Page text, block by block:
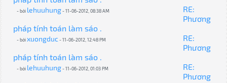
- bởi lehuuhung- 11-06-2012, 08:38 AM
RE:
Phương
pháp tính toán làm sáo .
- bởixuongduc- 11-06-2012, 12:48 PM
RE:
Phương
pháp tính toán làm sáo .
- bởi lehuuhung- 11-06-2012, 01:03 PM
RE:
Phương